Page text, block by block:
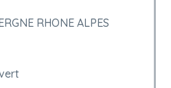
RHONE ALPES